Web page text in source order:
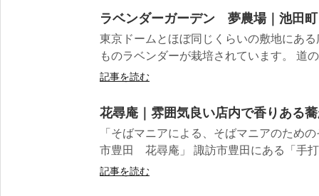
ラベンダーガーデン 夢農場｜池田町
東京ドームとほぼ同じくらいの敷地にあ
ものラベンダーが栽培されています。 道
記事を読む
花尋庵｜雰囲気良い店内で香りある
「そばマニアによる、そばマニアのため
市豊田 花尋庵」 諏訪市豊田にある「手
記事を読む